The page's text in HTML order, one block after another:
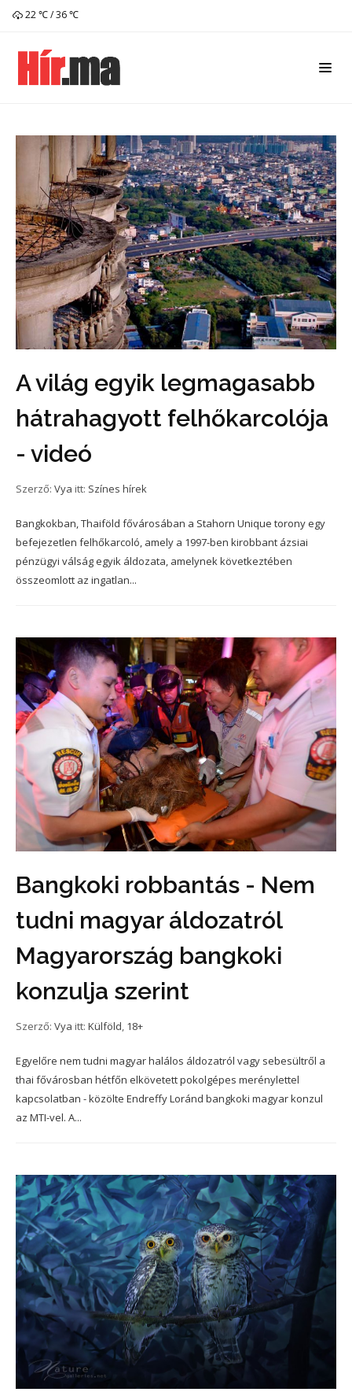
22 ℃ / 36 ℃
A világ egyik legmagasabb
hátrahagyott felhőkarcolója
- videó
Szerző: Vya itt: Színes hírek
Bangkokban, Thaiföld fővárosában a Stahorn Unique torony egy
befejezetlen felhőkarcoló, amely a 1997-ben kirobbant ázsiai
pénzügyi válság egyik áldozata, amelynek következtében
összeomlott az ingatlan...
Bangkoki robbantás - Nem
tudni magyar áldozatról
Magyarország bangkoki
konzulja szerint
Szerző: Vya itt: Külföld, 18+
Egyelőre nem tudni magyar halálos áldozatról vagy sebesültről a
thai fővárosban hétfőn elkövetett pokolgépes merénylettel
kapcsolatban - közölte Endreffy Loránd bangkoki magyar konzul
az MTI-vel. A...